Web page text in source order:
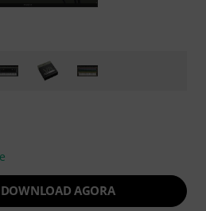
DOWNLOAD AGORA